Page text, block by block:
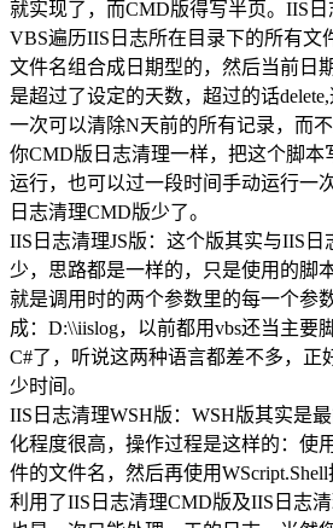
就实现了，而CMD版得写半页。IIS
VBS遍历IIS日志所在目录下的所有文
文件名组合成日期型的，然后当前日
是超过了设定的天数，超过的话
一次可以清除N天前的所有记录，而
你CMD版日志清理一样，把这个脚本
运行，也可以过一段时间手动运行一
日志清理CMD版少了。
IIS日志清理JS版：这个版其实与IIS
少，思路都是一样的，只是使用的脚
就是调用时的两个参数里的每一个参
成：D:\\iislog，以前都用vbs还当主要
C#了，听说这两种语言都差不多，正
少时间。
IIS日志清理WSH版：WSH版其实是
化程度很高，操作过程是这样的：使
件的文件名，然后再使用WScript.Shell
利用了IIS日志清理CMD版及IIS日志